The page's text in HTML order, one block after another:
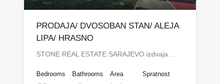
PRODAJA/ DVOSOBAN STAN/ ALEJA
LIPA/ HRASNO
STONE REAL ESTATE SARAJEVO izdvaja…
Bedrooms Bathrooms Area Spratnost